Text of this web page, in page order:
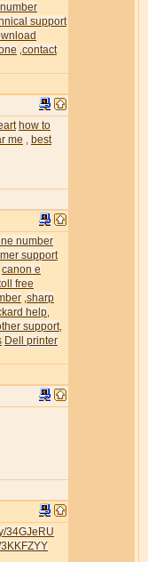
support
contact
how to
me
best
number
support
canon e
free
sharp
help
support
Dell printer
34GJeRU